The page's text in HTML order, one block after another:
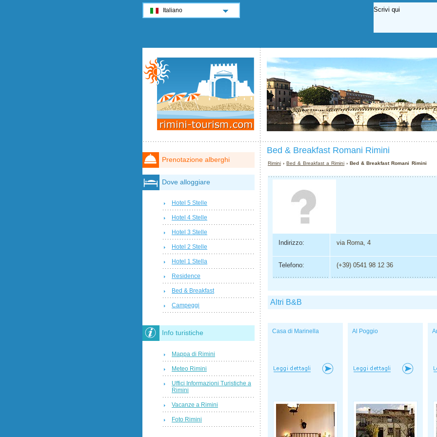
Bed & Breakfast Romani Rimini
Rimini ›Bed & Breakfast a Rimini › Bed & Breakfast Romani Rimini
Indirizzo: via Roma, 4
Telefono: (+39) 0541 98 12 36
Altri B&B
Casa di Marinella Al Poggio
Prenotazione alberghi
Dove alloggiare
Hotel 5 Stelle
Hotel 4 Stelle
Hotel 3 Stelle
Hotel 2 Stelle
Hotel 1 Stella
Residence
Bed & Breakfast
Campeggi
Info turistiche
Mappa di Rimini
Meteo Rimini
Uffici Informazioni Turistiche a
Rimini
Vacanze a Rimini
Foto Rimini
Italiano